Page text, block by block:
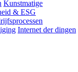
Kunstmatige
& ESG
Internet der dingen